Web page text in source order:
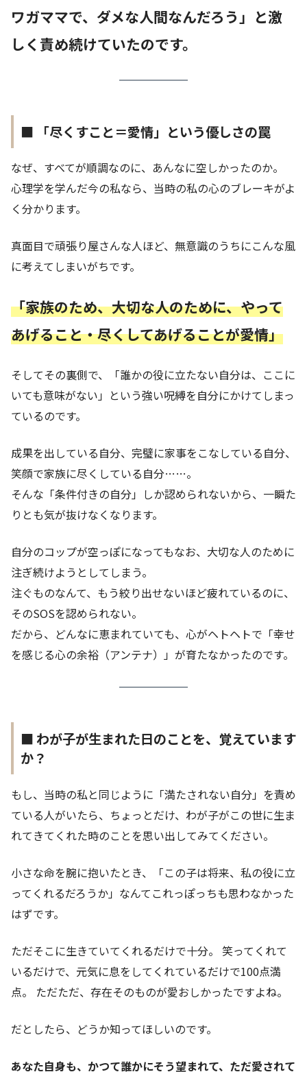
ワガママで、ダメな人間なんだろう」と激
しく責め続けていたのです。
■ 「尽くすこと＝愛情」という優しさの罠
なぜ、すべてが順調なのに、あんなに空しかったのか。
心理学を学んだ今の私なら、当時の私の心のブレーキがよ
く分かります。
真面目で頑張り屋さんな人ほど、無意識のうちにこんな風
に考えてしまいがちです。
「家族のため、大切な人のために、やって
あげること・尽くしてあげることが愛情」
そしてその裏側で、「誰かの役に立たない自分は、ここに
いても意味がない」という強い呪縛を自分にかけてしまっ
ているのです。
成果を出している自分、完璧に家事をこなしている自分、
笑顔で家族に尽くしている自分……。
そんな「条件付きの自分」しか認められないから、一瞬た
りとも気が抜けなくなります。
自分のコップが空っぽになってもなお、大切な人のために
注ぎ続けようとしてしまう。
注ぐものなんて、もう絞り出せないほど疲れているのに、
そのSOSを認められない。
だから、どんなに恵まれていても、心がヘトヘトで「幸せ
を感じる心の余裕（アンテナ）」が育たなかったのです。
■ わが子が生まれた日のことを、覚えています
か？
もし、当時の私と同じように「満たされない自分」を責め
ている人がいたら、ちょっとだけ、わが子がこの世に生ま
れてきてくれた時のことを思い出してみてください。
小さな命を腕に抱いたとき、「この子は将来、私の役に立
ってくれるだろうか」なんてこれっぽっちも思わなかった
はずです。
ただそこに生きていてくれるだけで十分。 笑ってくれて
いるだけで、元気に息をしてくれているだけで100点満
点。 ただただ、存在そのものが愛おしかったですよね。
だとしたら、どうか知ってほしいのです。
あなた自身も、かつて誰かにそう望まれて、ただ愛されて